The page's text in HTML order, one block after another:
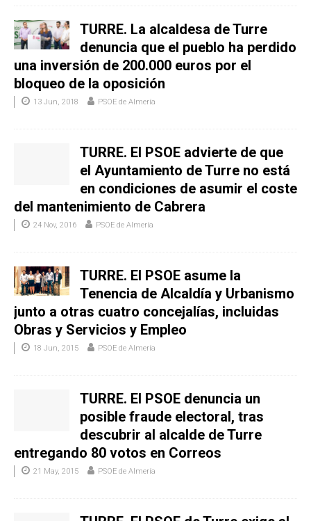
TURRE. La alcaldesa de Turre
denuncia que el pueblo ha perdido
una inversión de 200.000 euros por el
bloqueo de la oposición
13 Jun, 2018 PSOE de Almería
TURRE. El PSOE advierte de que
el Ayuntamiento de Turre no está
en condiciones de asumir el coste
del mantenimiento de Cabrera
24 Nov, 2016 PSOE de Almería
TURRE. El PSOE asume la
Tenencia de Alcaldía y Urbanismo
junto a otras cuatro concejalías, incluidas
Obras y Servicios y Empleo
18 Jun, 2015 PSOE de Almería
TURRE. El PSOE denuncia un
posible fraude electoral, tras
descubrir al alcalde de Turre
entregando 80 votos en Correos
21 May, 2015 PSOE de Almería